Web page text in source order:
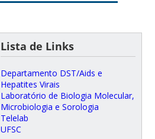
Lista de Links
Departamento DST/Aids e
Hepatites Virais
Laboratório de Biologia Molecular,
Microbiologia e Sorologia
Telelab
UFSC